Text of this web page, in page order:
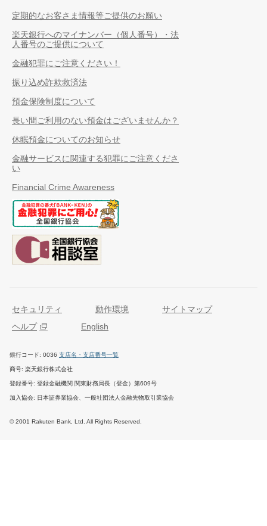
定期的なお客さま情報等ご提供のお願い
楽天銀行へのマイナンバー（個人番号）・法
人番号のご提供について
金融犯罪にご注意ください！
振り込め詐欺救済法
預金保険制度について
長い間ご利用のない預金はございませんか？
休眠預金についてのお知らせ
金融サービスに関連する犯罪にご注意くださ
い
Financial Crime Awareness
セキュリティ 動作環境
サイトマップ
ヘルプ
English
銀行コード 0036 支店名・支店番号一覧
商号 楽天銀行株式会社
登録番号 登録金融機関 関東財務局長（登金）第609号
加入協会 日本証券業協会、一般社団法人金融先物取引業協会
© 2001 Rakuten Bank, Ltd. All Rights Reserved.